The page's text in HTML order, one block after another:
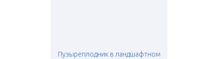
Пузыреплодник в ландшафтном